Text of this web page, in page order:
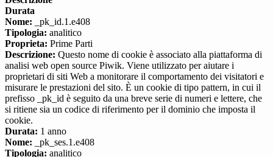
Durata
Nome: _pk_id.1.e408
Tipologia: analitico
Proprieta: Prime Parti
Descrizione: Questo nome di cookie è associato alla piattaforma di
analisi web open source Piwik. Viene utilizzato per aiutare i
proprietari di siti Web a monitorare il comportamento dei visitatori e
misurare le prestazioni del sito. È un cookie di tipo pattern, in cui il
prefisso _pk_id è seguito da una breve serie di numeri e lettere, che
si ritiene sia un codice di riferimento per il dominio che imposta il
cookie.
Durata: 1 anno
Nome: _pk_ses.1.e408
Tipologia: analitico